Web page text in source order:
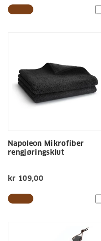
Napoleon Mikrofiber
rengjøringsklut
kr 109,00